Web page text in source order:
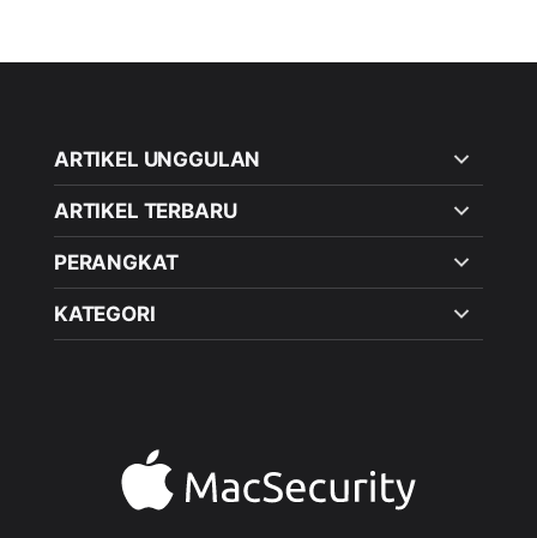
ARTIKEL UNGGULAN
ARTIKEL TERBARU
PERANGKAT
KATEGORI